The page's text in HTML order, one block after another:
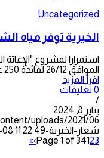
Uncategorized
الخيرية توفر مياه الشرب لفائدة 250 عائلة في مراكز
استمرارا لمشروع
الموافق 26/12 لفائدة 250 عائلة في مرا…
اقرأ المزيد
0 تعليقات
/
يناير 8, 2024
شعار-الخيرية-300x128.png11:22:49
Page 1 of 34123
›
»